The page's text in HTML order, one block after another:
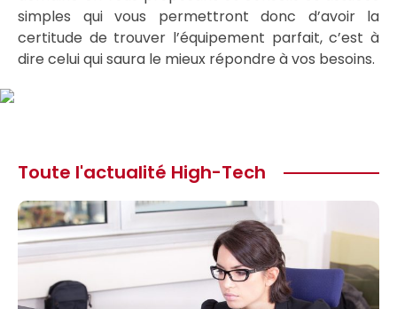
simples qui vous permettront donc d’avoir la
certitude de trouver l’équipement parfait, c’est à
dire celui qui saura le mieux répondre à vos besoins.
Toute l'actualité High-Tech